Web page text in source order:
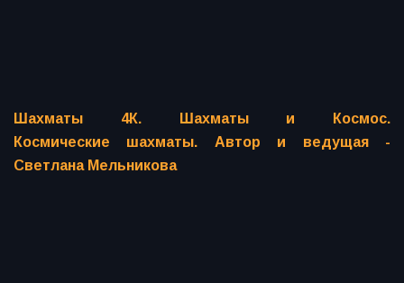
Шахматы 4К. Шахматы и Космос.
Космические шахматы. Автор и ведущая -
Светлана Мельникова